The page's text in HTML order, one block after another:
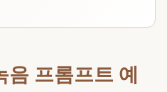
프롬프트 예